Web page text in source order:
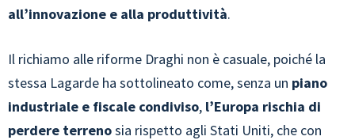
all’innovazione e alla produttività.
Il richiamo alle riforme Draghi non è casuale, poiché la
stessa Lagarde ha sottolineato come, senza un piano
industriale e fiscale condiviso, l’Europa rischia di
perdere terrenosia rispetto agli Stati Uniti, che con